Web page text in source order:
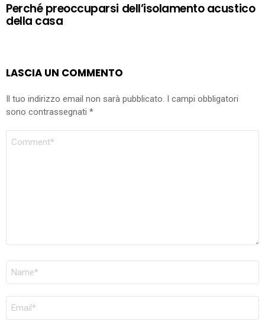
Perché preoccuparsi dell’isolamento acustico
della casa
LASCIA UN COMMENTO
Il tuo indirizzo email non sarà pubblicato. I campi obbligatori
sono contrassegnati *